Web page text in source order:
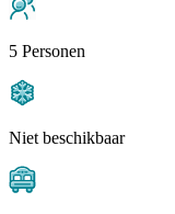
5 Personen
Niet beschikbaar